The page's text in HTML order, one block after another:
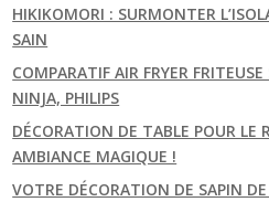
HIKIKOMORI : SURMONTER
SAIN
COMPARATIF AIR FRYER
NINJA, PHILIPS
DÉCORATION DE TABLE POUR LE
AMBIANCE MAGIQUE !
VOTRE DÉCORATION DE SAPIN